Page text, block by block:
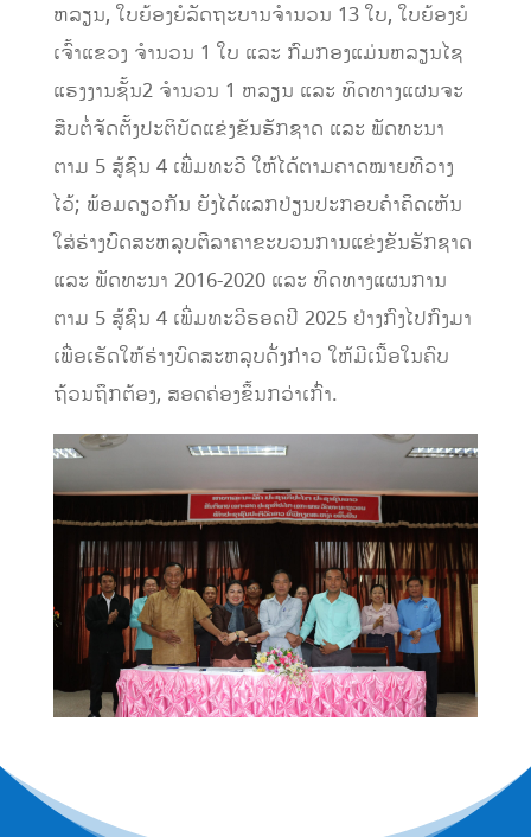
ຫລຽນ, ໃບຍ້ອງຍໍລັດຖະບານຈຳນວນ 13 ໃບ, ໃບຍ້ອງຍໍ
ເຈົ້າແຂວງ ຈຳນວນ 1 ໃບ ແລະ ກົມກອງແມ່ນຫລຽນໄຊ
ແຮງງານຊັ້ນ2 ຈຳນວນ 1 ຫລຽນ ແລະ ທິດທາງແຜນຈະ
ສືບຕໍ່ຈັດຕັ້ງປະຕິບັດແຂ່ງຂັນຮັກຊາດ ແລະ ພັດທະນາ
ຕາມ 5 ສູ້ຊົນ 4 ເພີ່ມທະວີ ໃຫ້ໄດ້ຕາມຄາດໝາຍທີວາງ
ໄວ້; ພ້ອມດຽວກັນ ຍັງໄດ້ແລກປ່ຽນປະກອບຄຳຄິດເຫັນ
ໃສ່ຮ່າງບົດສະຫລຸບຕີລາຄາຂະບວນການແຂ່ງຂັນຮັກຊາດ
ແລະ ພັດທະນາ 2016-2020 ແລະ ທິດທາງແຜນການ
ຕາມ 5 ສູ້ຊົນ 4 ເພີ່ມທະວີຮອດປີ 2025 ຢ່າງກົງໄປກົງມາ
ເພື່ອເຮັດໃຫ້ຮ່າງບົດສະຫລຸບດັ່ງກ່າວ ໃຫ້ມີເນື້ອໃນຄົບ
ຖ້ວນຖຶກຕ້ອງ, ສອດຄ່ອງຂຶ້ນກວ່າເກົ່າ.